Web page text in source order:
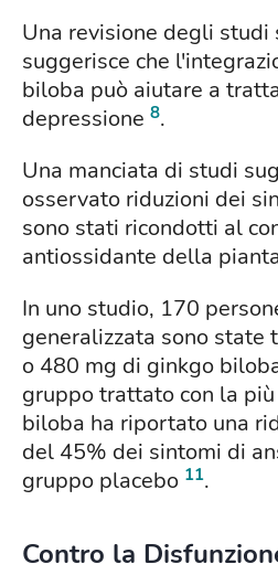
Una revisione degli studi
suggerisce che
biloba può aiutare a
depressione 8.
Una manciata di studi
osservato riduzioni dei
sono stati ricondotti al
antiossidante della
In uno studio, 170
generalizzata sono state
o 480 mg di ginkgo
gruppo trattato con la
biloba ha riportato una
del 45% dei sintomi di
gruppo placebo 11.
Contro la